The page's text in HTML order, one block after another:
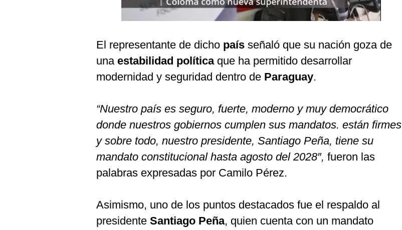
El representante de dicho país señaló que su nación goza de
una estabilidad políticaque ha permitido desarrollar
modernidad y seguridad dentro de Paraguay.
“Nuestro país es seguro, fuerte, moderno y muy democrático
donde nuestros gobiernos cumplen sus mandatos. están firmes
y sobre todo, nuestro presidente, Santiago Peña, tiene su
mandato constitucional hasta agosto del 2028″, fueron las
palabras expresadas por Camilo Pérez.
Asimismo, uno de los puntos destacados fue el respaldo al
presidente Santiago Peña, quien cuenta con un mandato